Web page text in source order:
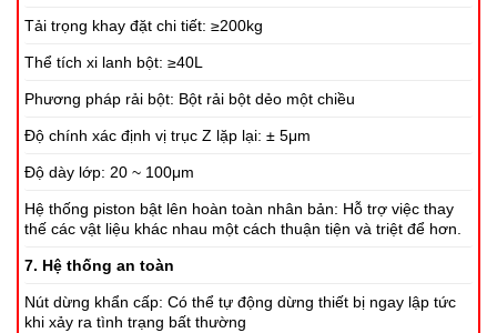
Tải trọng khay đặt chi tiết: ≥200kg
Thể tích xi lanh bột: ≥40L
Phương pháp rải bột: Bột rải bột dẻo một chiều
Độ chính xác định vị trục Z lặp lại: ± 5μm
Độ dày lớp: 20 ~ 100μm
Hệ thống piston bật lên hoàn toàn nhân bản: Hỗ trợ việc thay
thế các vật liệu khác nhau một cách thuận tiện và triệt để hơn.
7. Hệ thống an toàn
Nút dừng khẩn cấp: Có thể tự động dừng thiết bị ngay lập tức
khi xảy ra tình trạng bất thường